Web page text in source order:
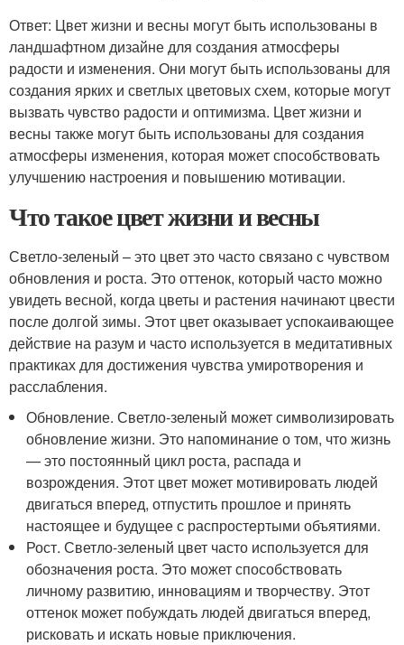
Ответ: Цвет жизни и весны могут быть использованы в
ландшафтном дизайне для создания атмосферы
радости и изменения. Они могут быть использованы для
создания ярких и светлых цветовых схем, которые могут
вызвать чувство радости и оптимизма. Цвет жизни и
весны также могут быть использованы для создания
атмосферы изменения, которая может способствовать
улучшению настроения и повышению мотивации.
Что такое цвет жизни и весны
Светло-зеленый – это цвет это часто связано с чувством
обновления и роста. Это оттенок, который часто можно
увидеть весной, когда цветы и растения начинают цвести
после долгой зимы. Этот цвет оказывает успокаивающее
действие на разум и часто используется в медитативных
практиках для достижения чувства умиротворения и
расслабления.
Обновление. Светло-зеленый может символизировать
обновление жизни. Это напоминание о том, что жизнь
— это постоянный цикл роста, распада и
возрождения. Этот цвет может мотивировать людей
двигаться вперед, отпустить прошлое и принять
настоящее и будущее с распростертыми объятиями.
Рост. Светло-зеленый цвет часто используется для
обозначения роста. Это может способствовать
личному развитию, инновациям и творчеству. Этот
оттенок может побуждать людей двигаться вперед,
рисковать и искать новые приключения.